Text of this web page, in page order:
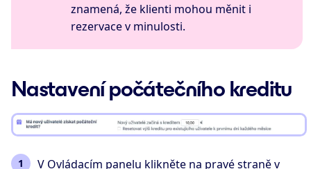
znamená, že klienti mohou měnit i
rezervace v minulosti.
Nastavení počátečního kreditu
V Ovládacím panelu klikněte na pravé straně v